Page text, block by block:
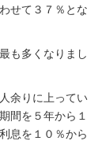
せて３７％とな
も多くなりまし
余りに上ってい
間を５年から１
息を１０％から